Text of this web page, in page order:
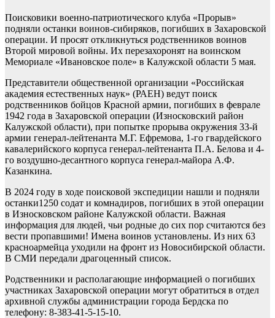
Поисковики военно-патриотического клуба «Прорыв»
подняли останки воинов-сибиряков, погибших в Захаровской
операции. И просят откликнуться родственников воинов
Второй мировой войны. Их перезахоронят на воинском
Мемориале «Ивановское поле» в Калужской области 5 мая.
Представители общественной организации «Российская
академия естественных наук» (РАЕН) ведут поиск
родственников бойцов Красной армии, погибших в феврале
1942 года в Захаровской операции (Износковский район
Калужской области), при попытке прорыва окружения 33-й
армии генерал-лейтенанта М.Г. Ефремова, 1-го гвардейского
кавалерийского корпуса генерал-лейтенанта П.А. Белова и 4-
го воздушно-десантного корпуса генерал-майора А.Ф.
Казанкина.
В 2024 году в ходе поисковой экспедиции нашли и подняли
останки1250 содат и комнадиров, погибших в этой операции
в Износковском районе Калужской области. Важная
информация для людей, чьи родные до сих пор считаются без
вести пропавшими! Имена воинов установлены. Из них 63
красноармейца уходили на фронт из Новосибирской области.
В СМИ передали драгоценный список.
Родственники и располагающие информацией о погибших
участниках Захаровской операции могут обратиться в отдел
архивной службы администрации города Бердска по
телефону: 8-383-41-5-15-10.